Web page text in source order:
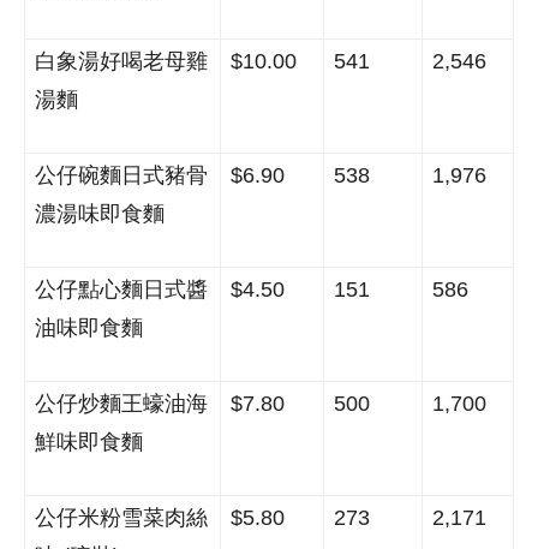
白象湯好喝老母雞
湯麵
$10.00 541 2,546
公仔碗麵日式豬骨
濃湯味即食麵
$6.90 538 1,976
公仔點心麵日式醬
油味即食麵
$4.50 151 586
公仔炒麵王蠔油海
鮮味即食麵
$7.80 500 1,700
公仔米粉雪菜肉絲
$5.80 273 2,171